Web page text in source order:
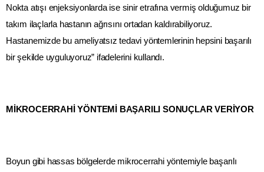
Nokta atışı enjeksiyonlarda ise sinir etrafına vermiş olduğumuz bir
takım ilaçlarla hastanın ağrısını ortadan kaldırabiliyoruz.
Hastanemizde bu ameliyatsız tedavi yöntemlerinin hepsini başarılı
bir şekilde uyguluyoruz” ifadelerini kullandı.
MİKROCERRAHİ YÖNTEMİ BAŞARILI SONUÇLAR VERİYOR
Boyun gibi hassas bölgelerde mikrocerrahi yöntemiyle başarılı